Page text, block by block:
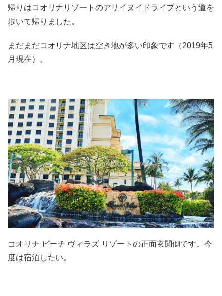
帰りはコオリナリゾートのアリイヌイドライブという道を
歩いて帰りました。
まだまだコオリナ地区は空き地が多い印象です（2019年5
月現在）。
コオリナ ビーチ ヴィラズ リゾートの正面玄関側です。今
度は宿泊したい。